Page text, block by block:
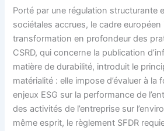
Porté par une régulation structurante
sociétales accrues, le cadre
transformation en profondeur des
CSRD, qui concerne la publication
matière de durabilité, introduit le
matérialité : elle impose d’évaluer à la
enjeux ESG sur la performance de
des activités de l’entreprise sur
même esprit, le règlement SFDR